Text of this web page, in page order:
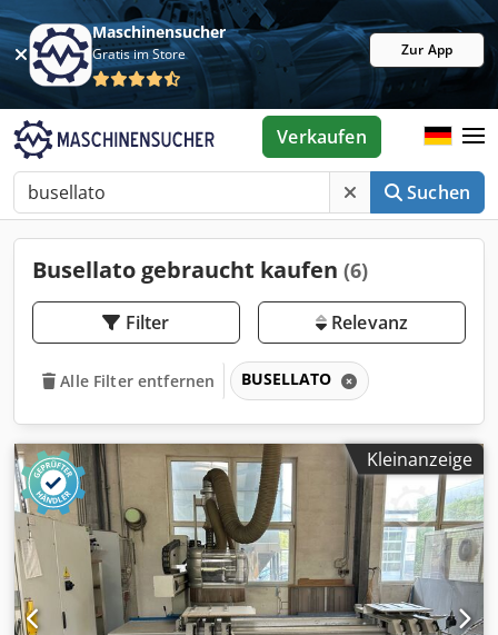
Maschinensucher
Gratis im Store Zur App
Suchen
Verkaufen
Busellato gebraucht kaufen (6)
Filter Relevanz
Alle Filter entfernen BUSELLATO
Kleinanzeige